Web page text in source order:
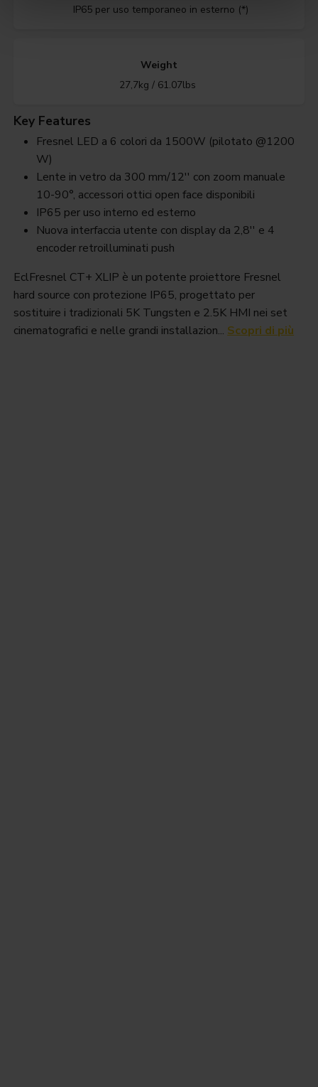
IP65 per uso temporaneo in esterno (*)
Weight
27,7kg / 61.07lbs
Key Features
Fresnel LED a 6 colori da 1500W (pilotato @1200
W)
Lente in vetro da 300 mm/12'' con zoom manuale
10-90°, accessori ottici open face disponibili
IP65 per uso interno ed esterno
Nuova interfaccia utente con display da 2,8'' e 4
encoder retroilluminati push
EclFresnel CT+ XLIP è un potente proiettore Fresnel
hard source con protezione IP65, progettato per
sostituire i tradizionali 5K Tungsten e 2.5K HMI nei set
cinematografici e nelle grandi installazion... Scopri di più